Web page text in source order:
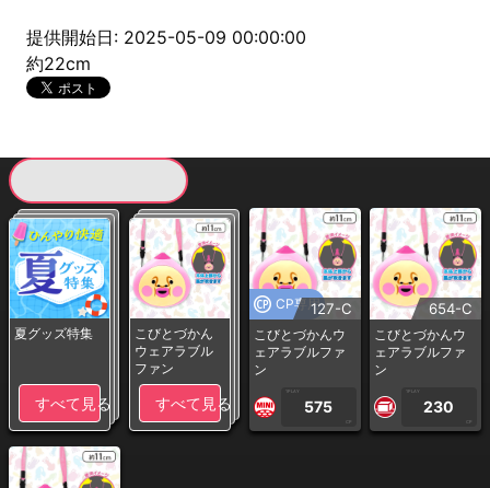
提供開始日: 2025-05-09 00:00:00
約22cm
夏グッズ特集
すべて見る
こびとづかん
ウェアラブル
ファン
すべて見る
CP専用127-C
こびとづかんウ
ェアラブルファ
ン
1PLAY
575
CP
654-C
こびとづかんウ
ェアラブルファ
ン
1PLAY
230
CP